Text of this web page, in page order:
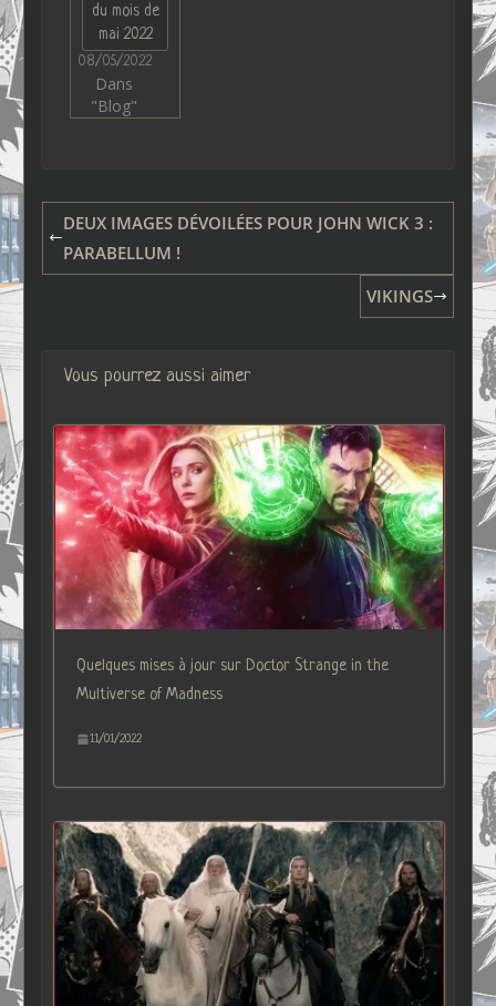
du mois de
mai 2022
08/05/2022
Dans
"Blog"
DEUX IMAGES DÉVOILÉES POUR JOHN WICK 3 :
PARABELLUM !
VIKINGS
Vous pourrez aussi aimer
Quelques mises à jour sur Doctor Strange in the
Multiverse of Madness
11/01/2022